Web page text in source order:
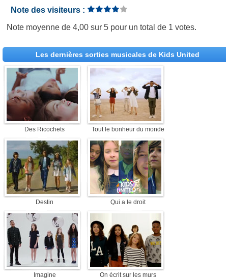
Note des visiteurs :
Note moyenne de4,00 sur5 pour un total de 1 votes.
Les dernières sorties musicales de Kids United
Des Ricochets Tout le bonheur du monde
Destin Qui a le droit
Imagine On écrit sur les murs